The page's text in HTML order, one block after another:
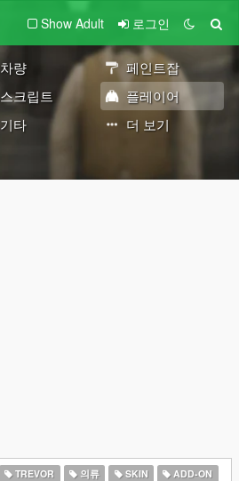
Show Adult 로그인
차량
페인트잡
스크립트
플레이어
기타 더 보기
TREVOR 의류 SKIN
ADD-ON